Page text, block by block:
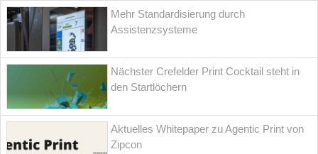
Mehr Standardisierung durch
Assistenzsysteme
Nächster Crefelder Print Cocktail steht in
den Startlöchern
Aktuelles Whitepaper zu Agentic Print von
Zipcon